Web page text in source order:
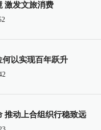
激发文旅消费
何以实现百年跃升
推动上合组织行稳致远